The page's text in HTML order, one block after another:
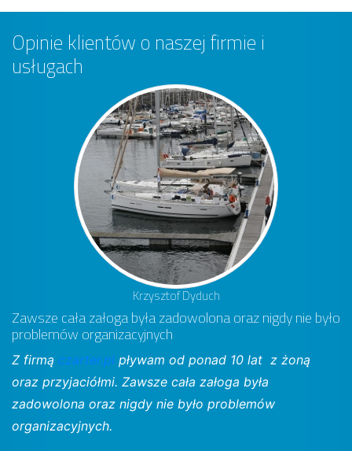
Opinie klientów o naszej firmie i
usługach
Krzysztof Dyduch
Zawsze cała załoga była zadowolona oraz nigdy nie było
problemów organizacyjnych
Z firmą czarter.pl pływam od ponad 10 lat z żoną
oraz przyjaciółmi. Zawsze cała załoga była
zadowolona oraz nigdy nie było problemów
organizacyjnych.